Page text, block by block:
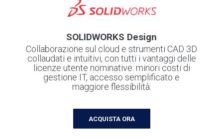
SOLIDWORKS Design
Collaborazione sul cloud e strumenti CAD 3D
collaudati e intuitivi, con tutti i vantaggi delle
licenze utente nominative: minori costi di
gestione IT, accesso semplificato e
maggiore flessibilità.
ACQUISTA ORA